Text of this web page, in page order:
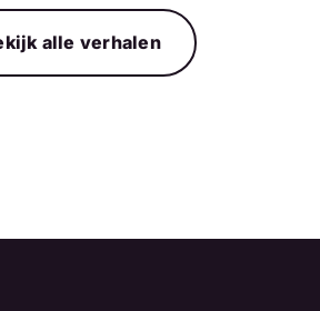
alle verhalen